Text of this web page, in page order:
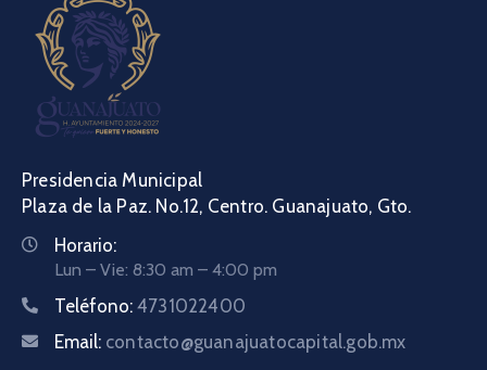
Presidencia Municipal
Plaza de la Paz. No.12, Centro. Guanajuato, Gto.
Horario:
Lun – Vie: 8:30 am – 4:00 pm
Teléfono: 4731022400
Email: contacto@guanajuatocapital.gob.mx